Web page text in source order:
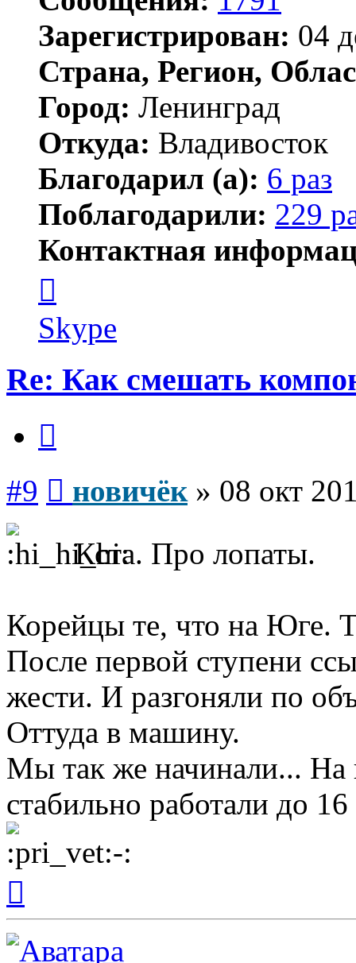
Зарегистрирован: 04
Страна, Регион,
Город: Ленинград
Откуда: Владивосток
Благодарил (а): 6 раз
Поблагодарили: 229
Контактная
пользователя
новичёк
Skype
Re: Как смешать
#9 новичёк» 08 окт
Кста. Про лопаты.
Корейцы те, что на Юге.
После первой ступени
жести. И разгоняли по
Оттуда в машину.
Мы так же начинали... На
стабильно работали до 16
началу